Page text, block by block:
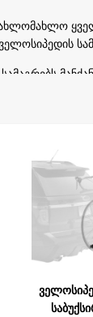
რთული საქმე,
ნაკრები
ველოსიპედის
ადგილებში